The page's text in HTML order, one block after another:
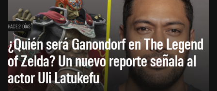
HACE 2 DÍAS
¿Quién será Ganondorf en The Legend
of Zelda? Un nuevo reporte señala al
actor Uli Latukefu